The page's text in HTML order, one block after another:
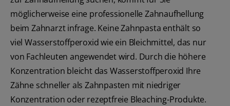
möglicherweise eine professionelle Zahnaufhellung
beim Zahnarzt infrage. Keine Zahnpasta enthält so
viel Wasserstoffperoxid wie ein Bleichmittel, das nur
von Fachleuten angewendet wird. Durch die höhere
Konzentration bleicht das Wasserstoffperoxid Ihre
Zähne schneller als Zahnpasten mit niedriger
Konzentration oder rezeptfreie Bleaching-Produkte.